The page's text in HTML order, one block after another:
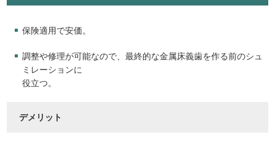
保険適用で安価。
調整や修理が可能なので、最終的な金属床義歯を作る前のシュ
ミレーションに
役立つ。
デメリット